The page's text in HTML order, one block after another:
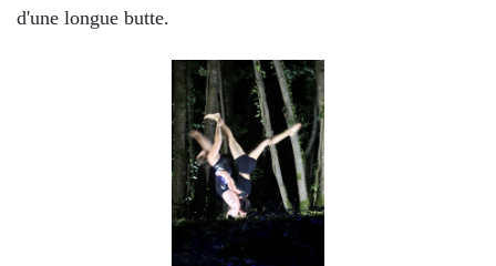
d'une longue butte.